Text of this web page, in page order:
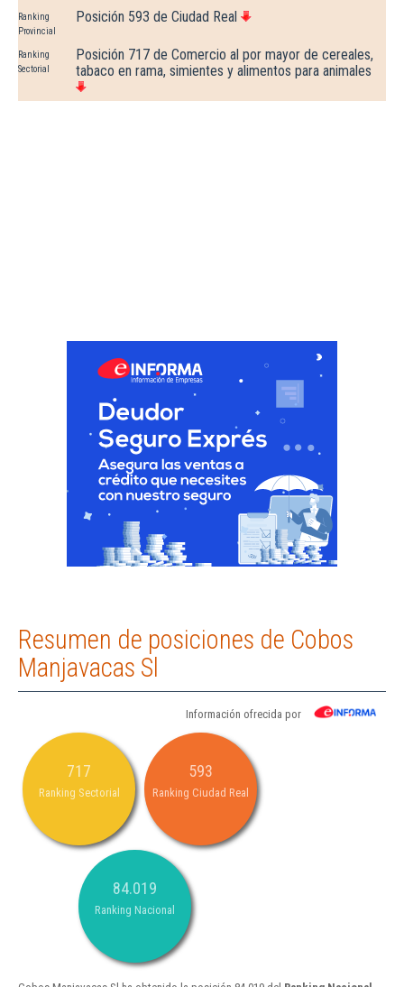
Ranking
Provincial
Posición 593 de Ciudad Real
Ranking
Sectorial
Posición 717 de Comercio al por mayor de cereales,
tabaco en rama, simientes y alimentos para animales
Resumen de posiciones de Cobos
Manjavacas Sl
Información ofrecida por
717
Ranking Sectorial
593
Ranking Ciudad Real
84.019
Ranking Nacional